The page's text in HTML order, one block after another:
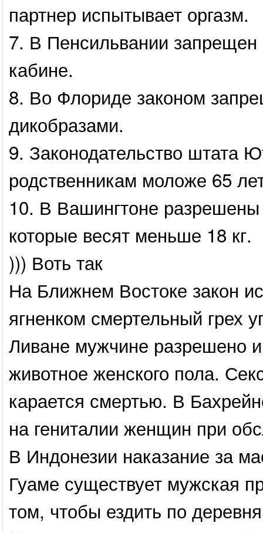
партнер испытывает оргазм.
7. В Пенсильвании запрещен
кабине.
8. Во Флориде законом
дикобразами.
9. Законодательство штата
родственникам моложе 65
10. В Вашингтоне
которые весят меньше 18 кг.
))) Воть так
На Ближнем Востоке закон
ягненком смертельный грех
Ливане мужчине разрешено
животное женского пола.
карается смертью. В
на гениталии женщин при
В Индонезии наказание за
Гуаме существует мужская
том, чтобы ездить по